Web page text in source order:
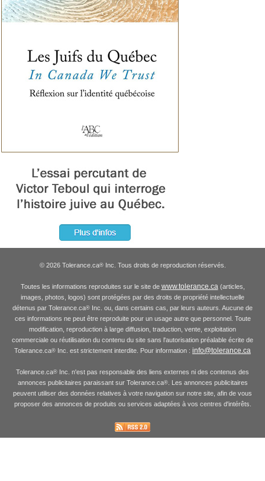
© 2026 Tolerance.ca®Inc. Tous droits de reproduction réservés.
Toutes les informations reproduites sur le site de www.tolerance.ca (articles,
images, photos, logos) sont protégées par des droits de propriété intellectuelle
détenus par Tolerance.ca® Inc. ou, dans certains cas, par leurs auteurs. Aucune de
ces informations ne peut être reproduite pour un usage autre que personnel. Toute
modification, reproduction à large diffusion, traduction, vente, exploitation
commerciale ou réutilisation du contenu du site sans l'autorisation préalable écrite de
Tolerance.ca® Inc. est strictement interdite. Pour information : info@tolerance.ca
Tolerance.ca® Inc. n'est pas responsable des liens externes ni des contenus des
annonces publicitaires paraissant sur Tolerance.ca®. Les annonces publicitaires
peuvent utiliser des données relatives à votre navigation sur notre site, afin de vous
proposer des annonces de produits ou services adaptées à vos centres d'intérêts.